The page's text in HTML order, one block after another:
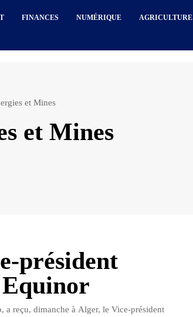
FINANCES NUMÉRIQUE AGRICULTURE
et Mines
et Mines
président
a reçu, dimanche à Alger, le Vice-président